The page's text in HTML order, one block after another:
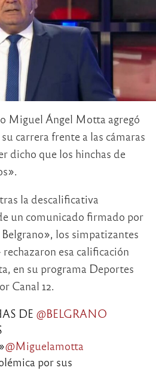
Miguel Ángel Motta agregó
carrera frente a las cámaras
dicho que los hinchas de
la descalificativa
un comunicado firmado por
los simpatizantes
esa calificación
en su programa Deportes
Canal 12.
DE @BELGRANO
@Miguelamotta
por sus